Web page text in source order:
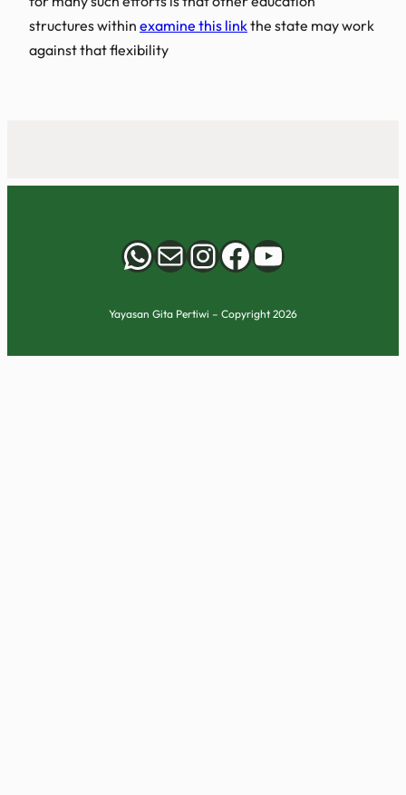
structures within examine this linkthe state may work
against that flexibility
WhatsApp
MailInstagram
Facebook
YouTube
Yayasan Gita Pertiwi – Copyright 2026